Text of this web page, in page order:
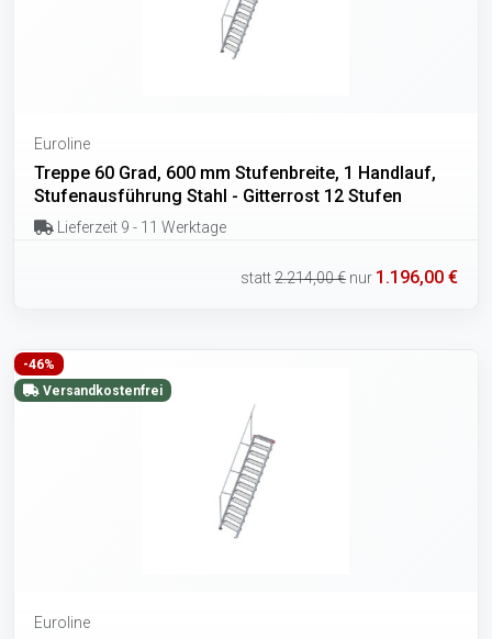
Euroline
Treppe 60 Grad, 600 mm Stufenbreite, 1 Handlauf,
Stufenausführung Stahl - Gitterrost 12 Stufen
Lieferzeit 9 - 11 Werktage
statt2.214,00 € nur 1.196,00 €
-46%
Versandkostenfrei
Euroline